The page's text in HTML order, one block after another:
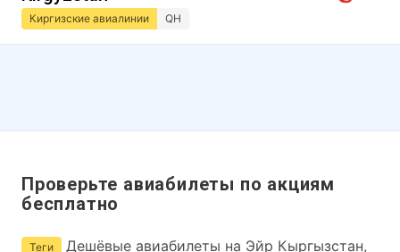
Киргизские авиалинии QH
Проверьте авиабилеты по акциям
бесплатно
Теги Дешёвые авиабилеты на Эйр Кыргызстан,